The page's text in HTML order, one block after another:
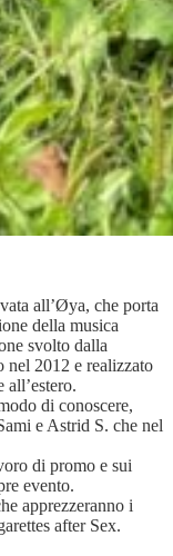
all’Øya, che porta
della musica
svolto dalla
nel 2012 e realizzato
all’estero.
di conoscere,
e Astrid S. che nel
di promo e sui
evento.
apprezzeranno i
after Sex.